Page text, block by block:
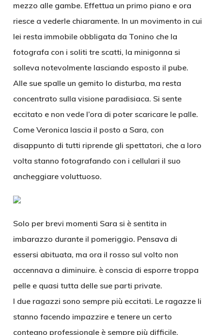
mezzo alle gambe. Effettua un primo piano e ora
riesce a vederle chiaramente. In un movimento in cui
lei resta immobile obbligata da Tonino che la
fotografa con i soliti tre scatti, la minigonna si
solleva notevolmente lasciando esposto il pube.
Alle sue spalle un gemito lo disturba, ma resta
concentrato sulla visione paradisiaca. Si sente
eccitato e non vede l’ora di poter scaricare le palle.
Come Veronica lascia il posto a Sara, con
disappunto di tutti riprende gli spettatori, che a loro
volta stanno fotografando con i cellulari il suo
ancheggiare voluttuoso.
Solo per brevi momenti Sara si è sentita in
imbarazzo durante il pomeriggio. Pensava di
essersi abituata, ma ora il rosso sul volto non
accennava a diminuire. è conscia di esporre troppa
pelle e quasi tutta delle sue parti private.
I due ragazzi sono sempre più eccitati. Le ragazze li
stanno facendo impazzire e tenere un certo
contegno professionale è sempre più difficile.